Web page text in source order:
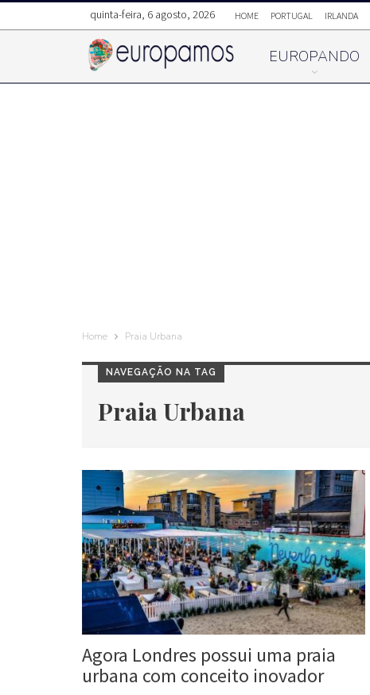
quinta-feira, 6 agosto, 2026 HOME PORTUGAL IRLANDA
EUROPANDO
Home Praia Urbana
NAVEGAÇÃO NA TAG
Praia Urbana
Agora Londres possui uma praia
urbana com conceito inovador